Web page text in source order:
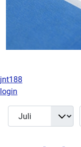
jnt188
login
Filter
Monat